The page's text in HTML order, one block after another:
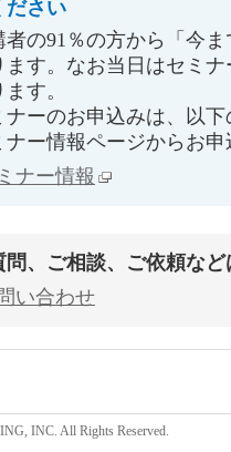
ださい
者の91％の方から「今
ます。なお当日はセミ
す。
ナーのお申込みは、以
ナー情報ページからお
ナー情報
問、ご相談、ご依頼な
い合わせ
INC. All Rights Reserved.